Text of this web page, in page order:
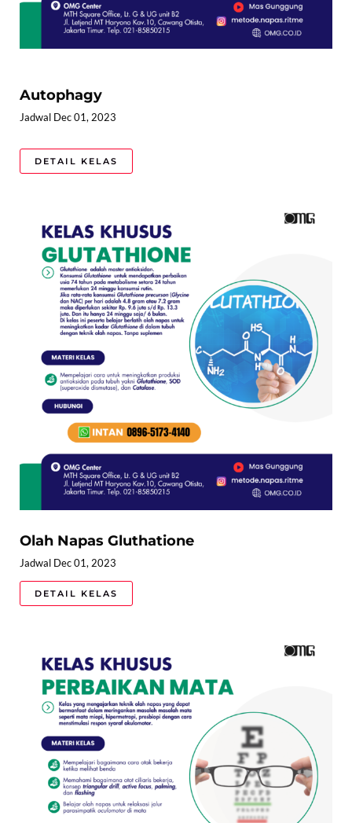
Autophagy
Jadwal Dec 01, 2023
DETAIL KELAS
Olah Napas Gluthatione
Jadwal Dec 01, 2023
DETAIL KELAS